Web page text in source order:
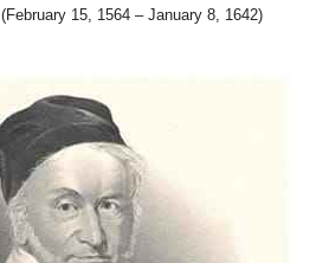
15, 1564 – January 8, 1642)